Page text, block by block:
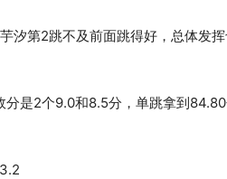
汐第2跳不及前面跳得好，总体发
是2个9.0和8.5分，单跳拿到